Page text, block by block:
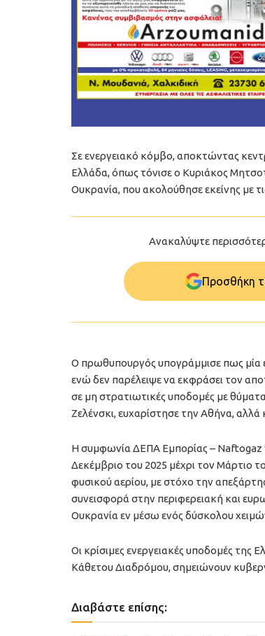
Σε ενεργειακό κόμβο, αποκτώντας
Ελλάδα, όπως τόνισε ο Κυριάκος
Ουκρανία, που ακολούθησε εκείνης με
Ανακαλύψτε
Προσθήκη
Ο πρωθυπουργός υπογράμμισε πως μία
ενώ δεν παρέλειψε να εκφράσει τον
σε μη στρατιωτικές υποδομές με
Ζελένσκι, ευχαρίστησε την Αθήνα, αλλά
Η συμφωνία ΔΕΠΑ Εμπορίας – Naftogaz
Δεκέμβριο του 2025 μέχρι τον Μάρτιο
φυσικού αερίου, με στόχο την
συνεισφορά στην περιφερειακή και
Ουκρανία εν μέσω ενός δύσκολου
Οι κρίσιμες ενεργειακές υποδομές της
Κάθετου Διαδρόμου, σημειώνουν
Διαβάστε επίσης: